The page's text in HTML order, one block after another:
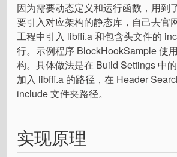
因为需要动态定义和运行函数，用到
要引入对应架构的静态库，自己去官
工程中引入 libffi.a 和包含头文件的
行。示例程序 BlockHookSample 使
构。具体做法是在 Build Settings 中
加入 libffi.a 的路径，在 Header
include 文件夹路径。
实现原理